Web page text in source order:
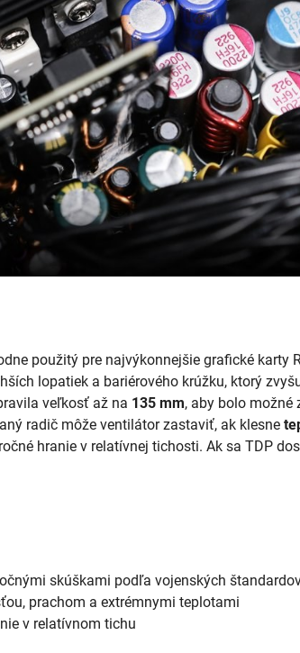
použitý pre najvýkonnejšie grafické karty
lopatiek a bariérového krúžku, ktorý
veľkosť až na 135 mm, aby bolo možné
radič môže ventilátor zastaviť, ak klesne
hranie v relatívnej tichosti. Ak sa TDP
skúškami podľa vojenských
prachom a extrémnymi teplotami
v relatívnom tichu